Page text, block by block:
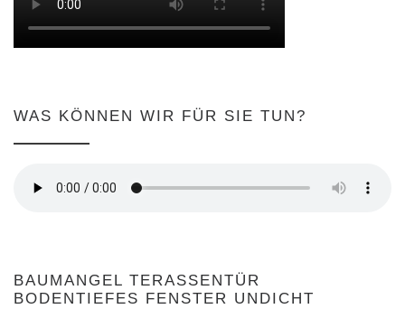
WAS KÖNNEN WIR FÜR SIE TUN?
BAUMANGEL TERASSENTÜR
BODENTIEFES FENSTER UNDICHT